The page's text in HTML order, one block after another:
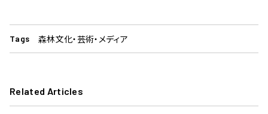
Tags 森林文化・芸術・メディア
Related Articles